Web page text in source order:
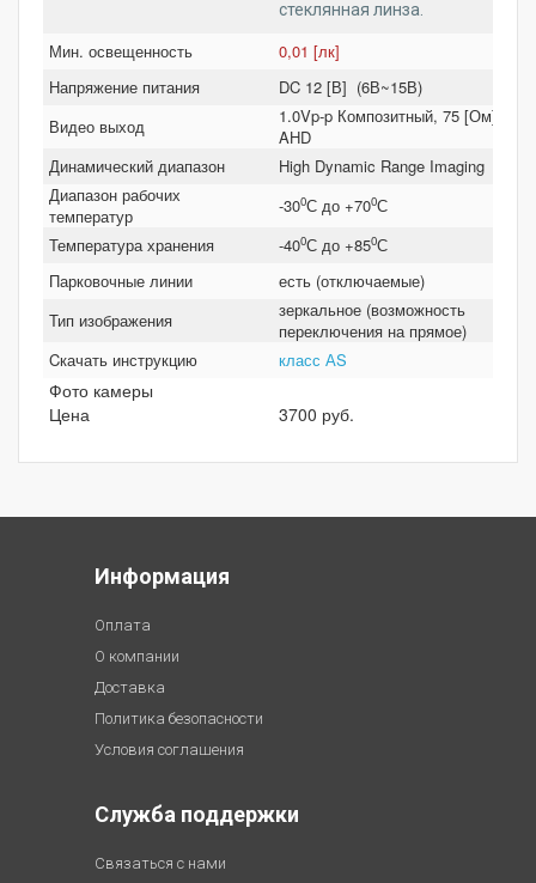
стеклянная линза.
Мин. освещенность
0,01 [лк]
Напряжение питания
DC 12 [В] (6В~15В)
Видео выход
1.0Vp-p Композитный, 75 [Ом] /
AHD
Динамический диапазон
High Dynamic Range Imaging
Диапазон рабочих
температур
-300С до +700С
Температура хранения
-400С до +850С
Парковочные линии
есть (отключаемые)
Тип изображения
зеркальное (возможность
переключения на прямое)
Cкачать инструкцию
класс АS
Фото камеры
Цена
3700 руб.
Информация
Оплата
О компании
Доставка
Политика безопасности
Условия соглашения
Служба поддержки
Связаться с нами